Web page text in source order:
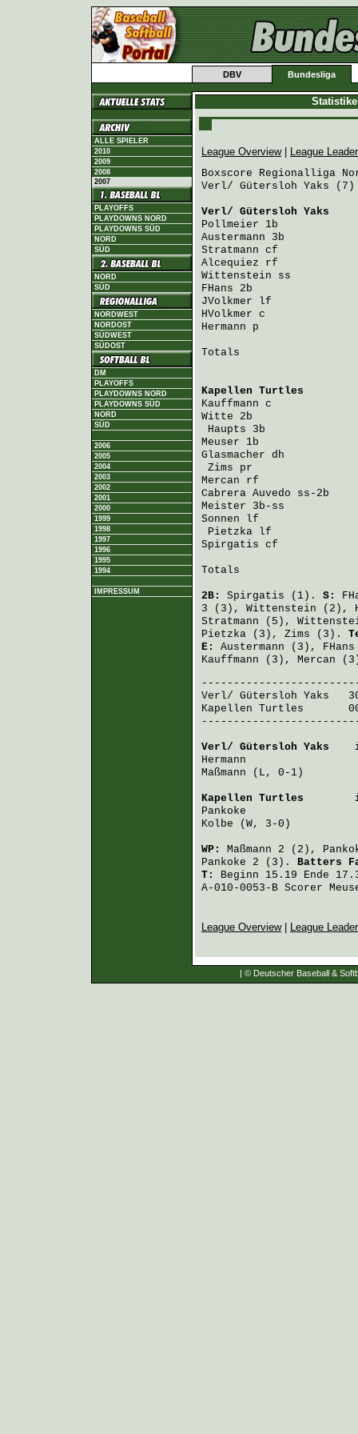
DBV Bundesliga
ALLE SPIELER
2010
2009
2008
2007
PLAYOFFS
PLAYDOWNS NORD
PLAYDOWNS SÜD
NORD
SÜD
NORD
SÜD
NORDWEST
NORDOST
SÜDWEST
SÜDOST
DM
PLAYOFFS
PLAYDOWNS NORD
PLAYDOWNS SÜD
NORD
SÜD
2006
2005
2004
2003
2002
2001
2000
1999
1998
1997
1996
1995
1994
IMPRESSUM
League Overview|
League
Boxscore Regionalliga
Verl/ Gütersloh Yaks
Verl/ Gütersloh Yaks
Pollmeier 1b
Austermann 3b
Stratmann cf
Alcequiez rf
Wittenstein ss
FHans 2b
JVolkmer lf
HVolkmer c
Hermann p
Totals
Kapellen Turtles
Kauffmann c
Witte 2b
Haupts 3b
Meuser 1b
Glasmacher dh
Zims pr
Mercan rf
Cabrera Auvedo ss-2b
Meister 3b-ss
Sonnen lf                 1
Pietzka lf               2
Spirgatis cf
Totals
2B: Spirgatis (1). S:
3 (3), Wittenstein (2),
Stratmann (5),
Pietzka (3), Zims (3).
E: Austermann (3), FHans
Kauffmann (3), Mercan
Verl/ Gütersloh Yaks
Kapellen Turtles
Verl/ Gütersloh Yaks
Hermann
Maßmann (L, 0-1)
Kapellen Turtles
Pankoke
Kolbe (W, 3-0)
WP: Maßmann 2 (2),
Pankoke 2 (3). Batters
T:
Beginn 15.19 Ende
A-010-0053-B Scorer
League Overview| League
| © Deutscher Baseball &